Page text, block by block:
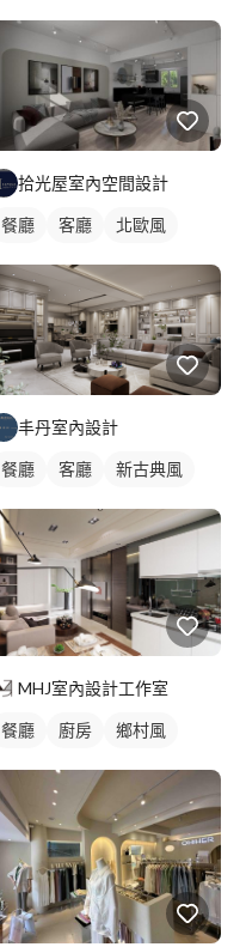
拾光屋室內空間設計
餐廳 客廳 北歐風
丰丹室內設計
餐廳 客廳 新古典風
MHJ室內設計工作室
餐廳 廚房 鄉村風